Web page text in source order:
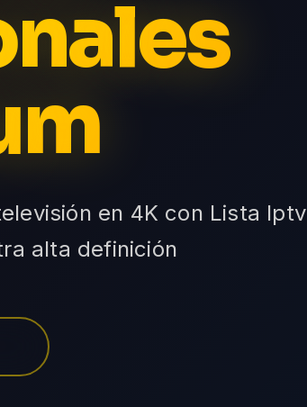
en 4K con Lista Iptv
alta definición